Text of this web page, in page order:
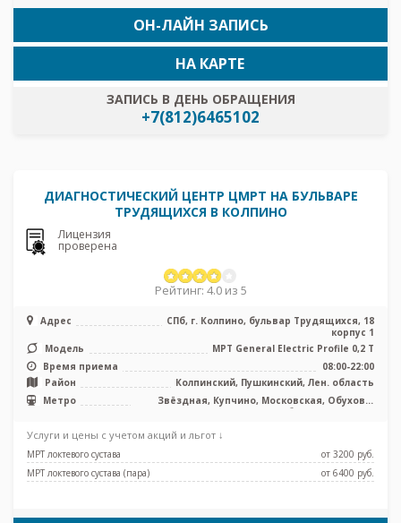
ОН-ЛАЙН ЗАПИСЬ
ЗАПИСЬ В ДЕНЬ ОБРАЩЕНИЯ
+7(812)6465102
НА КАРТЕ
ДИАГНОСТИЧЕСКИЙ ЦЕНТР ЦМРТ НА БУЛЬВАРЕ
ТРУДЯЩИХСЯ В КОЛПИНО
Лицензия
проверена
Рейтинг: 4.0 из 5
Адрес
СПб, г. Колпино, бульвар Трудящихся, 18
корпус 1
Модель
МРТ General Electric Profile 0,2 Т
Время приема
08:00-22:00
Район
Колпинский, Пушкинский, Лен. область
Метро
Звёздная, Купчино, Московская, Обухово,
Рыбацкое, Шушары
Услуги и цены с учетом акций и льгот ↓
МРТ локтевого сустава
от 3200 pуб.
МРТ локтевого сустава (пара)
от 6400 pуб.